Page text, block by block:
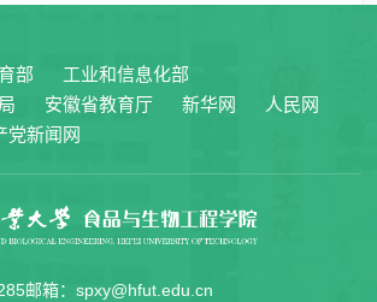
部
工业和信息化部
安徽省教育厅 新华网
人民网
党新闻网
邮箱：spxy@hfut.edu.cn